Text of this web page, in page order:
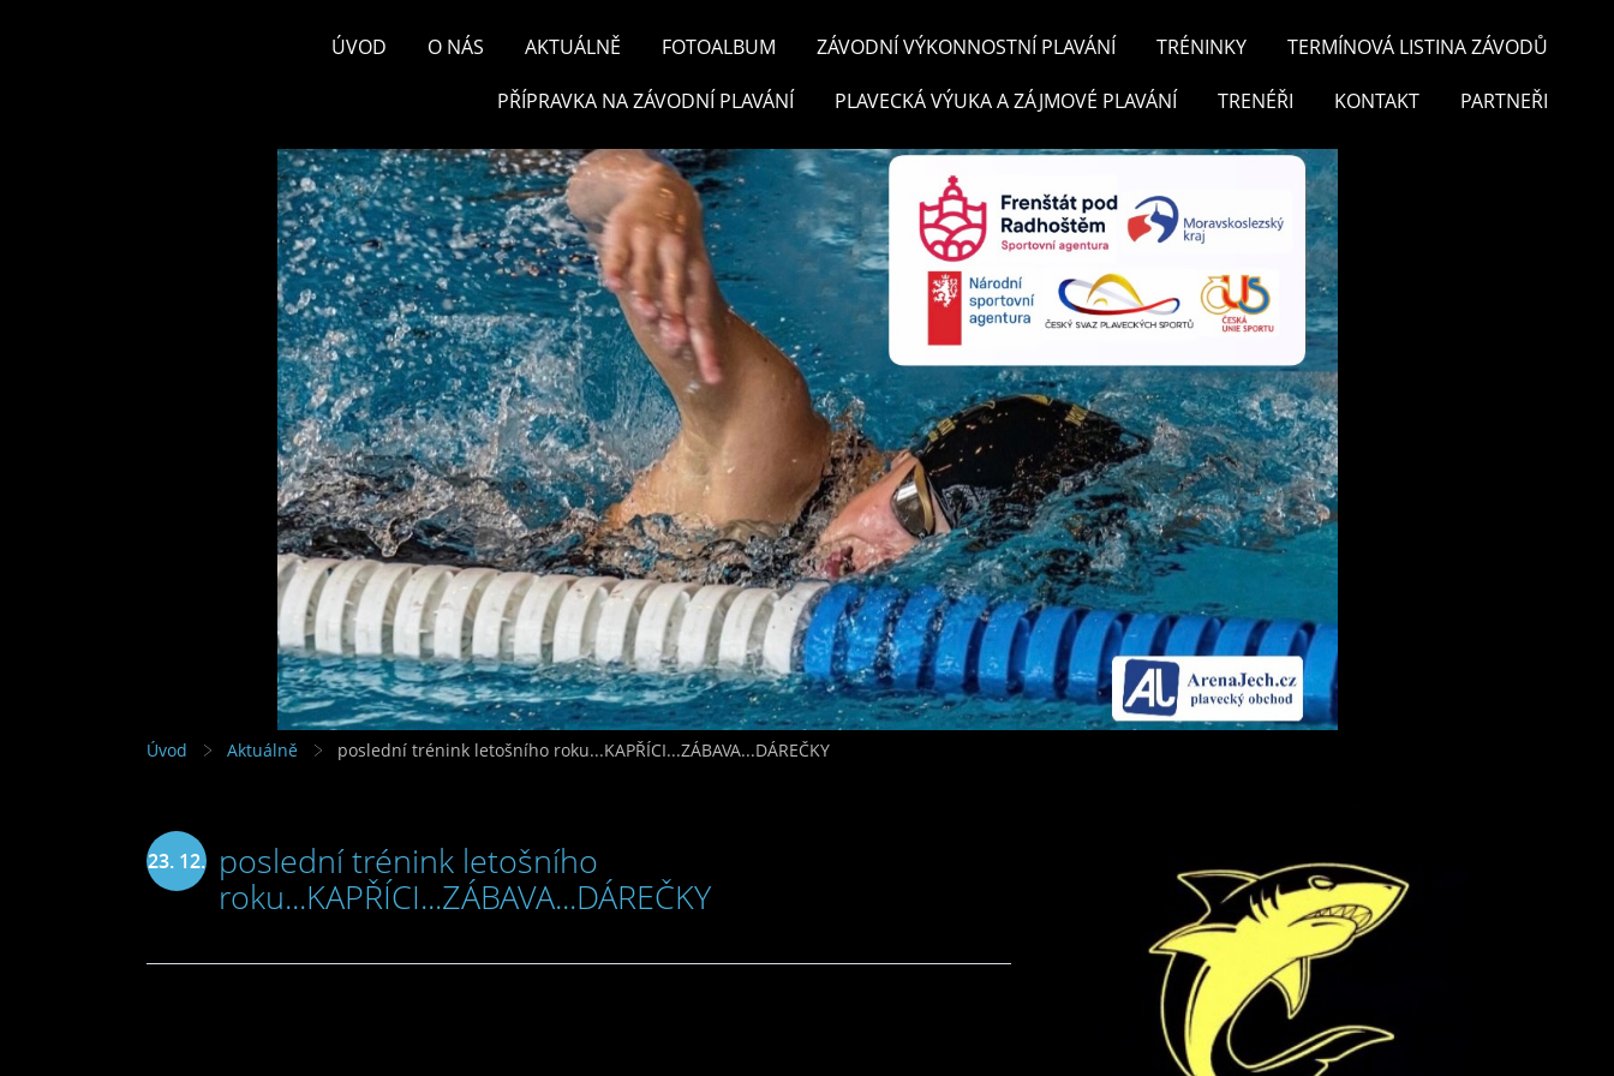
ÚVOD O NÁS AKTUÁLNĚ FOTOALBUM ZÁVODNÍ VÝKONNOSTNÍ PLAVÁNÍ TRÉNINKY TERMÍNOVÁ LISTINA ZÁVODŮ
PŘÍPRAVKA NA ZÁVODNÍ PLAVÁNÍ PLAVECKÁ VÝUKA A ZÁJMOVÉ PLAVÁNÍ TRENÉŘI KONTAKT PARTNEŘI
Úvod Aktuálně poslední trénink letošního roku...KAPŘÍCI...ZÁBAVA...DÁREČKY
23. 12. poslední trénink letošního
roku...KAPŘÍCI...ZÁBAVA...DÁREČKY